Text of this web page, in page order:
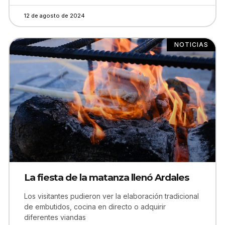
12 de agosto de 2024
NOTICIAS
La fiesta de la matanza llenó Ardales
Los visitantes pudieron ver la elaboración tradicional
de embutidos, cocina en directo o adquirir
diferentes viandas